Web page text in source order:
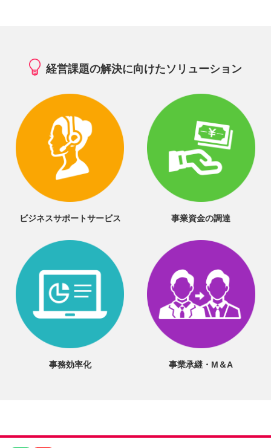
経営課題の解決に向けたソリューション
ビジネスサポートサービス 事業資金の調達
事務効率化 事業承継・M＆A